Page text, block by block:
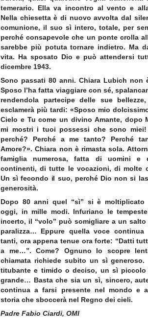
temerario. Ella va incontro al vento e
Nella chiesetta è di nuovo avvolta dal
comunione, il suo sì intero, totale, per
perché consapevole che un ponte crolla
sarebbe più potuta tornare indietro. Ma
vita. Ha sposato Dio e può attendersi
dicembre 1943.
Sono passati 80 anni. Chiara Lubich non
Sposo l’ha fatta viaggiare con sé,
rendendola partecipe delle sue
esclamerà più tardi: «Sposo mio
Cielo e Tu come un divino Amante, dopo
mi mostri i tuoi possessi che sono
perché? Perché a me tanto? Perché
Amore?». Chiara non è rimasta sola.
famiglia numerosa, fatta di uomini
continenti, di tutte le vocazioni, di molte
Un sì fecondo il suo, perché Dio non si
generosità.
Dopo 80 anni quel “sì” si è moltiplicato
oggi, in mille modi. Infuriano le
incerto, il “volo” può somigliare a un
paralizza… Eppure quella voce
tanti, ora appena tenue ora forte: “Datti
a me…”. Come? Ognuno lo scopre
chiamata richiede subito un sì
titubante e timido o deciso, un sì
grande… Basta che sia un sì, sincero,
continua a farsi presente nel mondo e
storia che sboccerà nel Regno dei cieli.
Padre Fabio Ciardi, OMI